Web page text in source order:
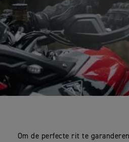
Om de perfecte rit te